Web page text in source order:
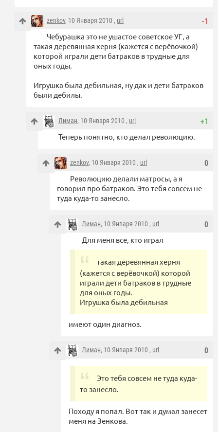
-1
zenkov, 10 Января 2010 , url
Чебурашка это не ушастое советское УГ, а
такая деревянная херня (кажется с верёвочкой)
которой играли дети батраков в трудные для
оных годы.
Игрушка была дебильная, ну дак и дети батраков
были дебилы.
+1
Лиман, 10 Января 2010 , url
Теперь понятно, кто делал революцию.
0
zenkov, 10 Января 2010 , url
Революцию делали матросы, а я
говорил про батраков. Это тебя совсем не
туда куда-то занесло.
0
Лиман, 10 Января 2010 , url
Для меня все, кто играл
такая деревянная херня
(кажется с верёвочкой) которой
играли дети батраков в трудные
для оных годы.
Игрушка была дебильная
имеют один диагноз.
0
Лиман, 10 Января 2010 , url
Это тебя совсем не туда куда-
то занесло.
Походу я попал. Вот так и думал занесет
меня на Зенкова.